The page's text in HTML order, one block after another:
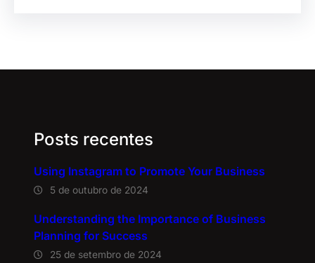
Posts recentes
Using Instagram to Promote Your Business
5 de outubro de 2024
Understanding the Importance of Business
Planning for Success
25 de setembro de 2024